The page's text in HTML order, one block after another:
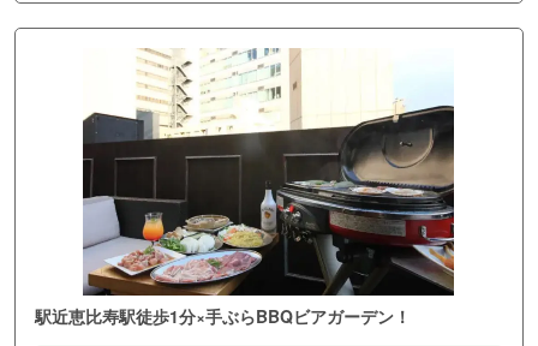
駅近恵比寿駅徒歩1分×手ぶらBBQビアガーデン！